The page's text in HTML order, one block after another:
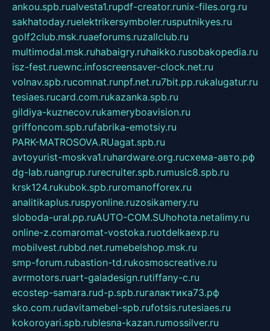
ankou.spb.rualvesta1.rupdf-creator.runix-files.org.ru
sakhatoday.ruelektrikersymboler.rusputnikyes.ru
golf2club.msk.ruaeforums.ruzallclub.ru
multimodal.msk.ruhabaigry.ruhaikko.rusobakopedia.ru
isz-fest.ruewnc.infoscreensaver-clock.net.ru
volnav.spb.rucomnat.runpf.net.ru7bit.pp.rukalugatur.ru
tesiaes.rucard.com.rukazanka.spb.ru
gildiya-kuznecov.rukameryboavision.ru
griffoncom.spb.rufabrika-emotsiy.ru
PARK-MATROSOVA.RUagat.spb.ru
avtoyurist-moskva1.ruhardware.org.ruсхема-авто.рф
dg-lab.ruangrup.rurecruiter.spb.rumusic8.spb.ru
krsk124.rukubok.spb.ruromanofforex.ru
analitikaplus.ruspyonline.ruzosikamery.ru
sloboda-ural.pp.ruAUTO-COM.SUhohota.netalimy.ru
online-z.comaromat-vostoka.ruotdelkaexp.ru
mobilvest.rubbd.net.rumebelshop.msk.ru
smp-forum.rubastion-td.rukosmoscreative.ru
avrmotors.ruart-galadesign.rutiffany-c.ru
ecostep-samara.rud-p.spb.ruгалактика73.рф
sko.com.rudavitamebel-spb.rufotsis.rutesiaes.ru
kokoroyari.spb.rublesna-kazan.rumossilver.ru